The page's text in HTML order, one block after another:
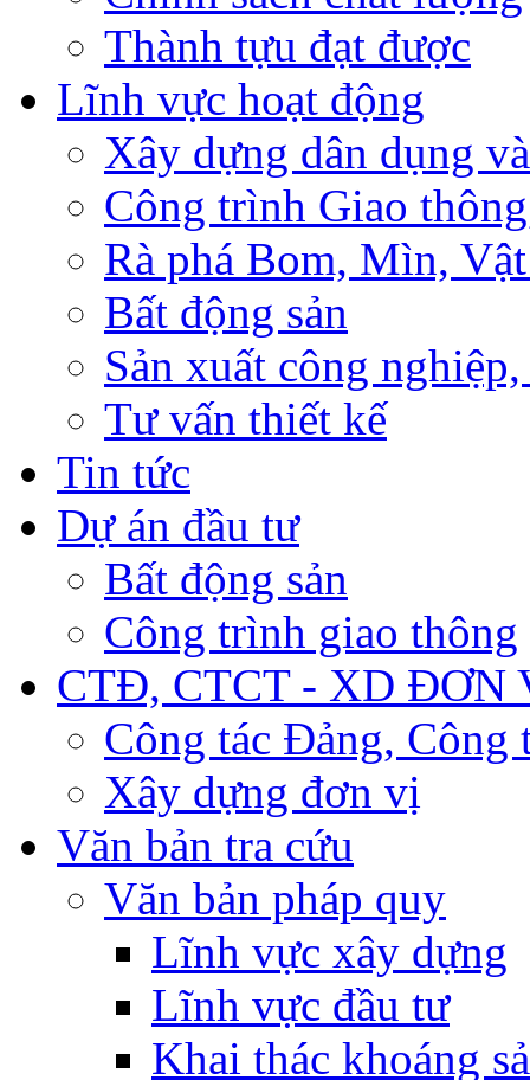
Thành tựu đạt được
Lĩnh vực hoạt động
Xây dựng dân dụng
Công trình Giao
Rà phá Bom, Mìn,
Bất động sản
Sản xuất công
Tư vấn thiết kế
Tin tức
Dự án đầu tư
Bất động sản
Công trình giao thông
CTĐ, CTCT - XD ĐƠN
Công tác Đảng, Công
Xây dựng đơn vị
Văn bản tra cứu
Văn bản pháp quy
Lĩnh vực xây dựng
Lĩnh vực đầu tư
Khai thác khoáng